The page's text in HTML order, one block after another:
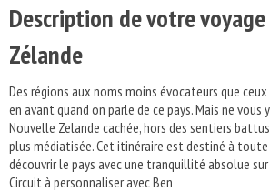
Description de votre
Zélande
Des régions aux noms moins évocateurs que
en avant quand on parle de ce pays. Mais ne
Nouvelle Zelande cachée, hors des sentiers
plus médiatisée. Cet itinéraire est destiné à
découvrir le pays avec une tranquillité absolue
Circuit à personnaliser avec Ben